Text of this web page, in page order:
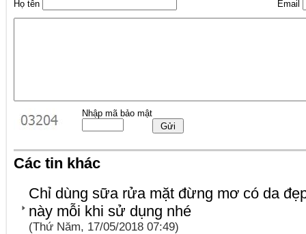
Họ tên Email
Nhập mã bảo mật
Các tin khác
Chỉ dùng sữa rửa mặt đừng mơ có da
này mỗi khi sử dụng nhé
(Thứ Năm, 17/05/2018 07:49)